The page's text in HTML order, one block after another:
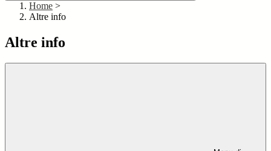
Home >
Altre info
Altre info